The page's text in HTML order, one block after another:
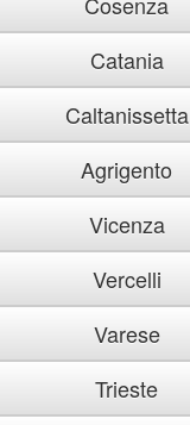
Catania
Caltanissetta
Agrigento
Vicenza
Vercelli
Varese
Trieste